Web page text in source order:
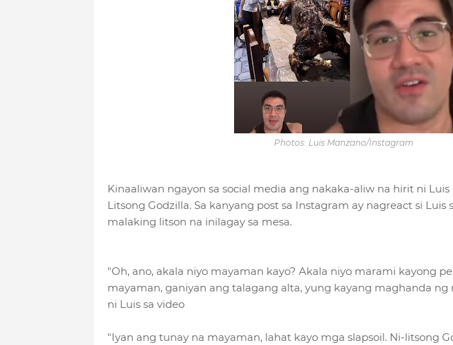
Photos: Luis Manzano/Instagram
Kinaaliwan ngayon sa social media ang nakaka-aliw na hirit ni Luis
Litsong Godzilla. Sa kanyang post sa Instagram ay nagreact si Luis
malaking litson na inilagay sa mesa.
"Oh, ano, akala niyo mayaman kayo? Akala niyo marami kayong
mayaman, ganiyan ang talagang alta, yung kayang maghanda ng
ni Luis sa video
"Iyan ang tunay na mayaman, lahat kayo mga slapsoil. Ni-litsong